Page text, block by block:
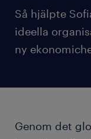
Så hjälpte
ideella
ny
Genom det